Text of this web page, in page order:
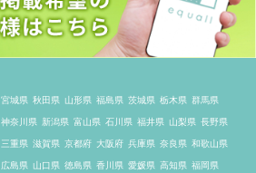
宮城県 秋田県 山形県 福島県 茨城県 栃木県 群馬県
神奈川県 新潟県 富山県 石川県 福井県 山梨県 長野県
三重県 滋賀県 京都府 大阪府 兵庫県 奈良県 和歌山県
広島県 山口県 徳島県 香川県 愛媛県 高知県 福岡県